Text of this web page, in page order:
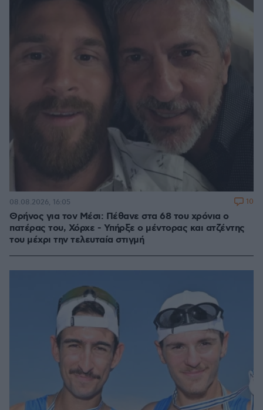
Θρήνος για τον Μέσι: Πέθανε στα 68 του χρόνια ο
πατέρας του, Χόρχε - Υπήρξε ο μέντορας και ατζέντης
του μέχρι την τελευταία στιγμή
08.08.2026, 16:05 10